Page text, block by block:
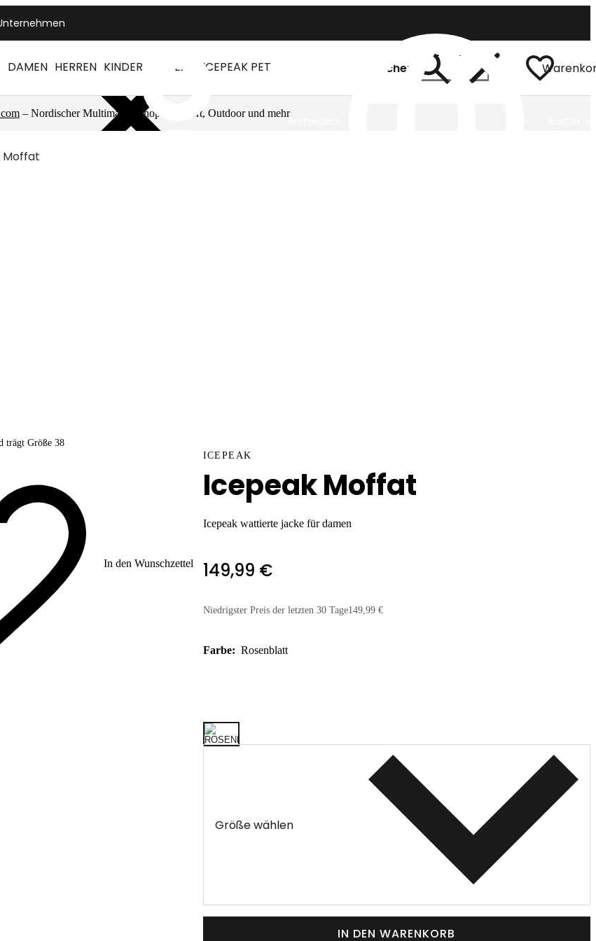
Anmelden
DAMEN HERREN KINDER ICEPEAK ICEPEAK PET Suchen
– Nordischer Multimarkenshop für Sport, Outdoor und mehr
Moffat
In den Wunschzettel
trägt Größe 38
ICEPEAK
Icepeak Moffat
Icepeak wattierte jacke für damen
149,99 €
Niedrigster Preis der letzten 30 Tage149,99 €
Farbe: Rosenblatt
Größe wählen
IN DEN WARENKORB